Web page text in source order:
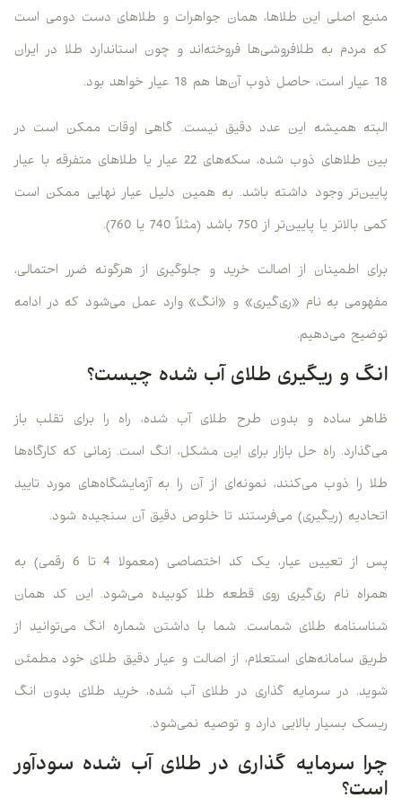
منبع اصلی این طلاها، همان جواهرات و طلاهای دست دومی است
که مردم به طلافروشی‌ها فروخته‌اند و چون استاندارد طلا در ایران
18 عیار است، حاصل ذوب آن‌ها هم 18 عیار خواهد بود.
البته همیشه این عدد دقیق نیست. گاهی اوقات ممکن است در
بین طلاهای ذوب شده، سکه‌های 22 عیار یا طلاهای متفرقه با عیار
پایین‌تر وجود داشته باشد. به همین دلیل عیار نهایی ممکن است
کمی بالاتر یا پایین‌تر از 750 باشد (مثلاً 740 یا 760).
برای اطمینان از اصالت خرید و جلوگیری از هرگونه ضرر احتمالی،
مفهومی به نام «ری‌گیری» و «انگ» وارد عمل می‌شود که در ادامه
توضیح می‌دهیم.
انگ و ریگیری طلای آب شده چیست؟
ظاهر ساده و بدون طرح طلای آب شده، راه را برای تقلب باز
می‌گذارد. راه حل بازار برای این مشکل، انگ است. زمانی که کارگاه‌ها
طلا را ذوب می‌کنند، نمونه‌ای از آن را به آزمایشگاه‌های مورد تایید
اتحادیه (ریگیری) می‌فرستند تا خلوص دقیق آن سنجیده شود.
پس از تعیین عیار، یک کد اختصاصی (معمولا 4 تا 6 رقمی) به
همراه نام ری‌گیری روی قطعه طلا کوبیده می‌شود. این کد همان
شناسنامه طلای شماست. شما با داشتن شماره انگ می‌توانید از
طریق سامانه‌های استعلام، از اصالت و عیار دقیق طلای خود مطمئن
شوید. در سرمایه گذاری در طلای آب شده، خرید طلای بدون انگ
ریسک بسیار بالایی دارد و توصیه نمی‌شود.
چرا سرمایه گذاری در طلای آب شده سودآور
است؟